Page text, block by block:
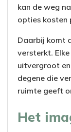
kan de weg
opties kosten
Daarbij komt
versterkt.
uitvergroot en
degene die
ruimte geeft
Het